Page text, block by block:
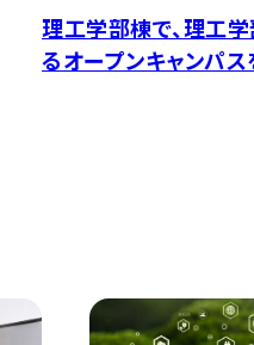
理工学部棟で、理工
るオープンキャンパ